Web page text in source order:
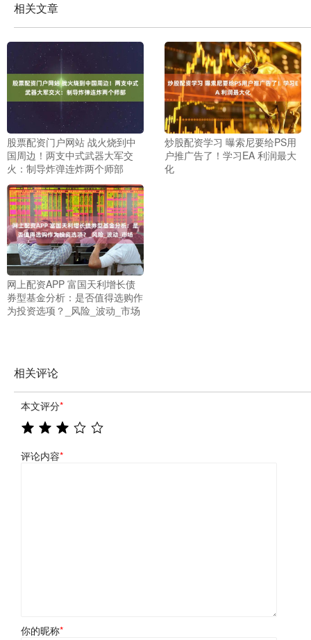
相关文章
股票配资门户网站 战火烧到中
国周边！两支中式武器大军交
火：制导炸弹连炸两个师部
炒股配资学习 曝索尼要给PS用
户推广告了！学习EA 利润最大
化
网上配资APP 富国天利增长债
券型基金分析：是否值得选购作
为投资选项？_风险_波动_市场
相关评论
本文评分*
评论内容*
你的昵称*